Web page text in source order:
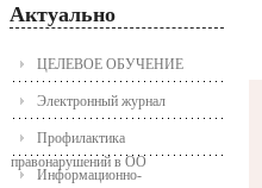
Актуально
ЦЕЛЕВОЕ ОБУЧЕНИЕ
Электронный журнал
Профилактика
правонарушений в ОО
Информационно-